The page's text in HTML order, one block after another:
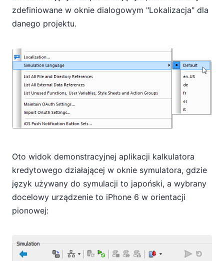
zdefiniowane w oknie dialogowym "Lokalizacja" dla
danego projektu.
Oto widok demonstracyjnej aplikacji kalkulatora
kredytowego działającej w oknie symulatora, gdzie
język używany do symulacji to japoński, a wybrany
docelowy urządzenie to iPhone 6 w orientacji
pionowej: